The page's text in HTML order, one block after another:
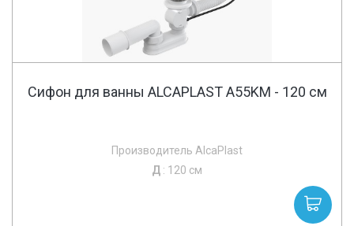
Сифон для ванны ALCAPLAST A55KM - 120 cм
Производитель AlcaPlast
Д : 120 см